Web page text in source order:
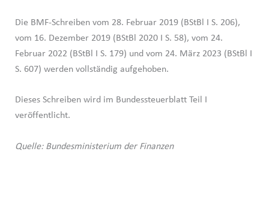
Die BMF-Schreiben vom 28. Februar 2019 (BStBl I S. 206),
vom 16. Dezember 2019 (BStBl 2020 I S. 58), vom 24.
Februar 2022 (BStBl I S. 179) und vom 24. März 2023 (BStBl I
S. 607) werden vollständig aufgehoben.
Dieses Schreiben wird im Bundessteuerblatt Teil I
veröffentlicht.
Quelle: Bundesministerium der Finanzen